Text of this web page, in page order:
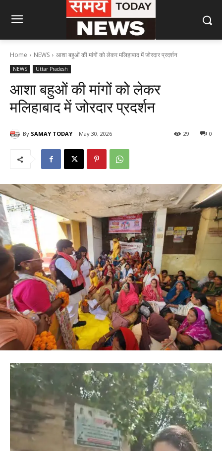
Home NEWS आशा बहुओं की मांगों को लेकर मलिहाबाद में जोरदार प्रदर्शन
NEWS Uttar Pradesh
आशा बहुओं की मांगों को लेकर
मलिहाबाद में जोरदार प्रदर्शन
By SAMAY TODAY May 30, 2026 0
29